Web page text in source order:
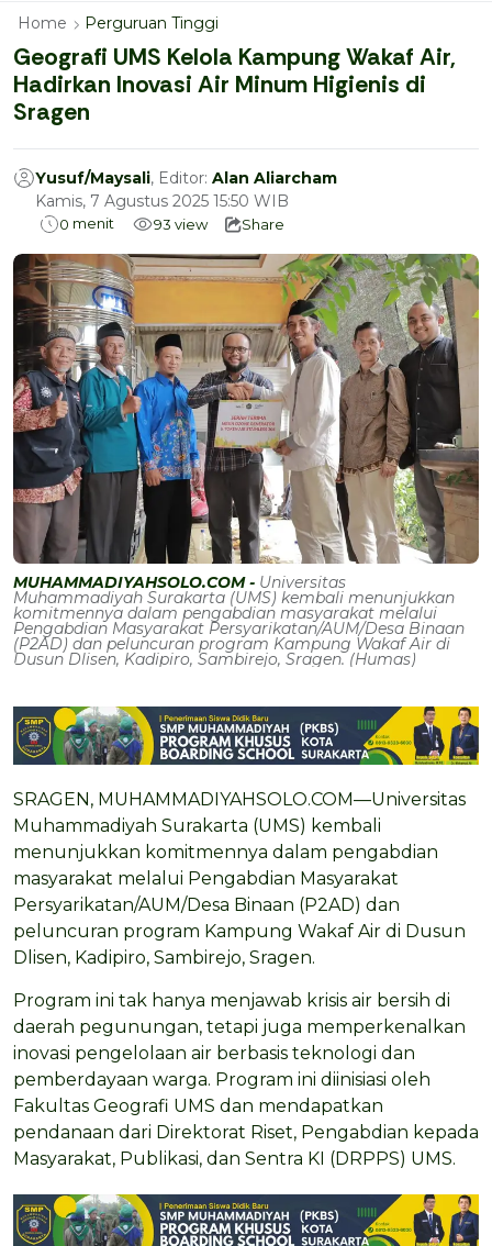
Home Perguruan Tinggi
Geografi UMS Kelola Kampung Wakaf Air,
Hadirkan Inovasi Air Minum Higienis di
Sragen
Yusuf/Maysali, Editor: Alan Aliarcham
Kamis, 7 Agustus 2025 15:50 WIB
0 menit 93 view Share
MUHAMMADIYAHSOLO.COM - Universitas
Muhammadiyah Surakarta (UMS) kembali menunjukkan
komitmennya dalam pengabdian masyarakat melalui
Pengabdian Masyarakat Persyarikatan/AUM/Desa Binaan
(P2AD) dan peluncuran program Kampung Wakaf Air di
Dusun Dlisen, Kadipiro, Sambirejo, Sragen. (Humas)
SRAGEN, MUHAMMADIYAHSOLO.COM—Universitas
Muhammadiyah Surakarta (UMS) kembali
menunjukkan komitmennya dalam pengabdian
masyarakat melalui Pengabdian Masyarakat
Persyarikatan/AUM/Desa Binaan (P2AD) dan
peluncuran program Kampung Wakaf Air di Dusun
Dlisen, Kadipiro, Sambirejo, Sragen.
Program ini tak hanya menjawab krisis air bersih di
daerah pegunungan, tetapi juga memperkenalkan
inovasi pengelolaan air berbasis teknologi dan
pemberdayaan warga. Program ini diinisiasi oleh
Fakultas Geografi UMS dan mendapatkan
pendanaan dari Direktorat Riset, Pengabdian kepada
Masyarakat, Publikasi, dan Sentra KI (DRPPS) UMS.